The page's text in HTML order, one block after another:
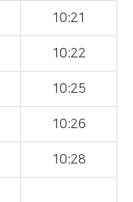
10:21
10:22
10:25
10:26
10:28